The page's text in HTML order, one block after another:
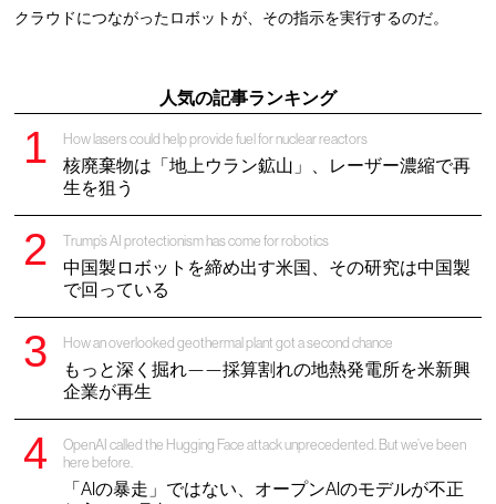
クラウドにつながったロボットが、その指示を実行するのだ。
人気の記事ランキング
How lasers could help provide fuel for nuclear reactors
核廃棄物は「地上ウラン鉱山」、レーザー濃縮で再
生を狙う
Trump’s AI protectionism has come for robotics
中国製ロボットを締め出す米国、その研究は中国製
で回っている
How an overlooked geothermal plant got a second chance
もっと深く掘れ——採算割れの地熱発電所を米新興
企業が再生
OpenAI called the Hugging Face attack unprecedented. But we’ve been
here before.
「AIの暴走」ではない、オープンAIのモデルが不正